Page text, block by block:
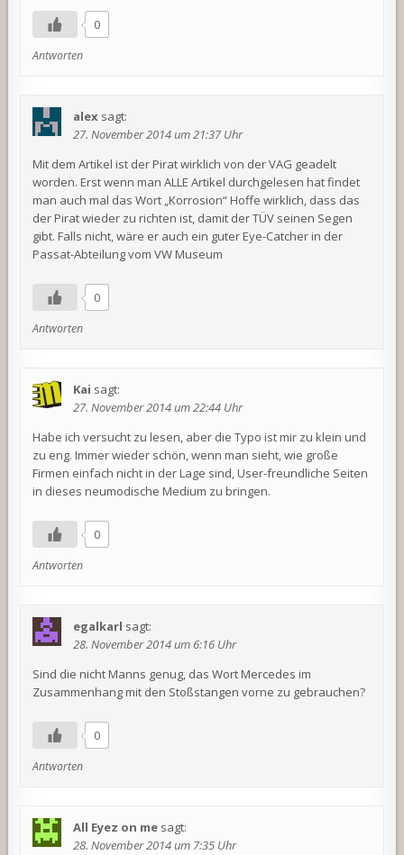
0
Antworten
alex sagt:
27. November 2014 um 21:37 Uhr
Mit dem Artikel ist der Pirat wirklich von der VAG geadelt
worden. Erst wenn man ALLE Artikel durchgelesen hat findet
man auch mal das Wort „Korrosion“ Hoffe wirklich, dass das
der Pirat wieder zu richten ist, damit der TÜV seinen Segen
gibt. Falls nicht, wäre er auch ein guter Eye-Catcher in der
Passat-Abteilung vom VW Museum
0
Antworten
Kai sagt:
27. November 2014 um 22:44 Uhr
Habe ich versucht zu lesen, aber die Typo ist mir zu klein und
zu eng. Immer wieder schön, wenn man sieht, wie große
Firmen einfach nicht in der Lage sind, User-freundliche Seiten
in dieses neumodische Medium zu bringen.
0
Antworten
egalkarl sagt:
28. November 2014 um 6:16 Uhr
Sind die nicht Manns genug, das Wort Mercedes im
Zusammenhang mit den Stoßstangen vorne zu gebrauchen?
0
Antworten
All Eyez on me sagt:
28. November 2014 um 7:35 Uhr